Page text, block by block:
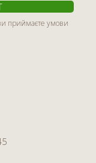
приймаєте умови